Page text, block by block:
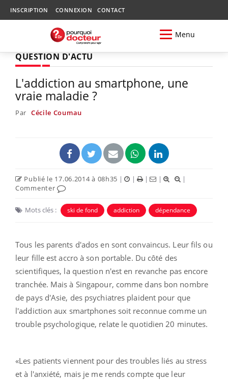
INSCRIPTION CONNEXION CONTACT
Menu
QUESTION D'ACTU
L'addiction au smartphone, une
vraie maladie ?
Par Cécile Coumau
Publié le 17.06.2014 à 08h35 | | | |
|
Commenter
Mots clés : ski de fond addiction dépendance
Tous les parents d'ados en sont convaincus. Leur fils ou
leur fille est accro à son portable. Du côté des
scientifiques, la question n'est en revanche pas encore
tranchée. Mais à Singapour, comme dans bon nombre
de pays d'Asie, des psychiatres plaident pour que
l'addiction aux smartphones soit reconnue comme un
trouble psychologique, relate le quotidien 20 minutes.
«Les patients viennent pour des troubles liés au stress
et à l'anxiété, mais je me rends compte que leur